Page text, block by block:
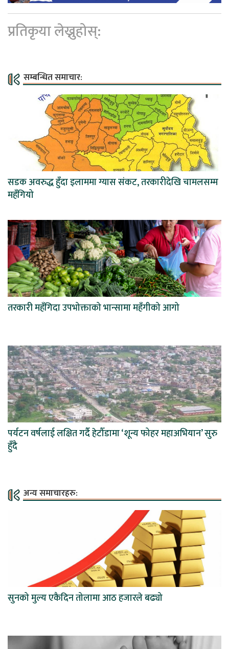
प्रतिकृया लेख्नुहोस्:
सम्बन्धित समाचार:
सडक अवरुद्ध हुँदा इलाममा ग्यास संकट, तरकारीदेखि चामलसम्म
महँगियो
तरकारी महँगिदा उपभोक्ताको भान्सामा महँगीको आगो
पर्यटन वर्षलाई लक्षित गर्दै हेटौँडामा ‘शून्य फोहर महाअभियान’ सुरु
हुँदै
अन्य समाचारहरु:
सुनको मुल्य एकैदिन तोलामा आठ हजारले बढ्यो